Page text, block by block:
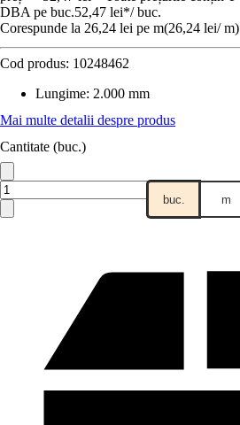
DBA pe buc.52,47 lei*/ buc.
Corespunde la 26,24 lei pe m(26,24 lei/ m)
Cod produs: 10248462
Lungime: 2.000 mm
Mai multe detalii despre produs
Cantitate (buc.)
buc. m